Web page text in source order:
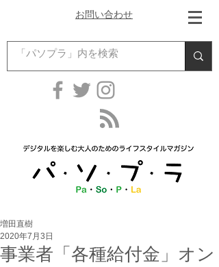
お問い合わせ
事業者「各種給付金」オン
増田直樹
2020年7月3日